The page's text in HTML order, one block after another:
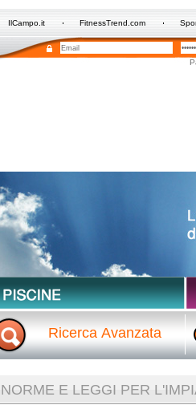
IlCampo.it FitnessTrend.com
Ricerca Avanzata
NORME E LEGGI PER